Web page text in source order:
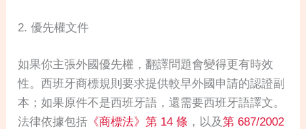
2. 優先權文件
如果你主張外國優先權，翻譯問題會變得更有時效
性。西班牙商標規則要求提供較早外國申請的認證副
本；如果原件不是西班牙語，還需要西班牙語譯文。
法律依據包括 《商標法》第 14 條 ，以及第 687/2002